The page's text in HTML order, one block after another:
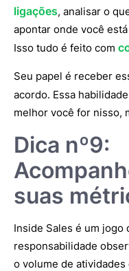
ligações, analisar o
apontar onde você
Isso tudo é feito com
Seu papel é receber
acordo. Essa
melhor você for nisso,
Dica nº9:
suas
Inside Sales é um jogo
responsabilidade
o volume de